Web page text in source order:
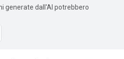
generate dall'AI potrebbero